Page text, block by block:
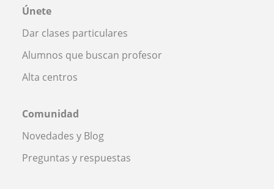
Únete
Dar clases particulares
Alumnos que buscan profesor
Alta centros
Comunidad
Novedades y Blog
Preguntas y respuestas